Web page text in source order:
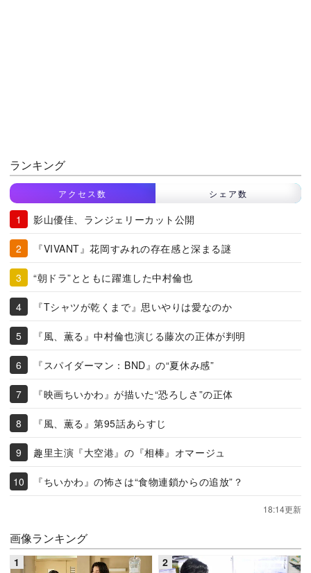
ランキング
アクセス数 シェア数
影山優佳、ランジェリーカット公開
『VIVANT』花岡すみれの存在感と深まる謎
“朝ドラ”とともに躍進した中村倫也
『Tシャツが乾くまで』思いやりは愛なのか
『風、薫る』中村倫也演じる藤次の正体が判明
『スパイダーマン：BND』の“夏休み感”
『映画ちいかわ』が描いた“恐ろしさ”の正体
『風、薫る』第95話あらすじ
趣里主演『大空港』の『相棒』オマージュ
『ちいかわ』の怖さは“食物連鎖からの追放”？
18:14更新
画像ランキング